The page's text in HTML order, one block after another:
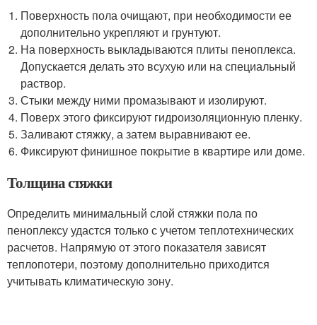
Поверхность пола очищают, при необходимости ее
дополнительно укрепляют и грунтуют.
На поверхность выкладываются плиты пеноплекса.
Допускается делать это всухую или на специальный
раствор.
Стыки между ними промазывают и изолируют.
Поверх этого фиксируют гидроизоляционную пленку.
Заливают стяжку, а затем выравнивают ее.
Фиксируют финишное покрытие в квартире или доме.
Толщина стяжки
Определить минимальный слой стяжки пола по
пеноплексу удастся только с учетом теплотехнических
расчетов. Напрямую от этого показателя зависят
теплопотери, поэтому дополнительно приходится
учитывать климатическую зону.